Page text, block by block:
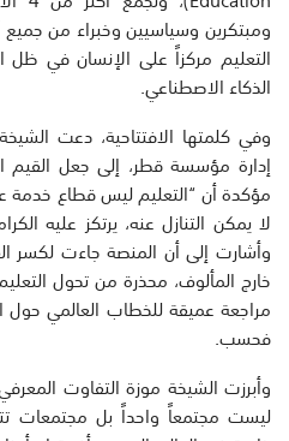
ومبتكرين وسياسيين وخبراء من جميع
التعليم مركزاً على الإنسان في ظل
الذكاء الاصطناعي.
وفي كلمتها الافتتاحية، دعت
إدارة مؤسسة قطر، إلى جعل القيم
مؤكدة أن “التعليم ليس قطاع
لا يمكن التنازل عنه، يرتكز عليه
وأشارت إلى أن المنصة جاءت لكسر
خارج المألوف، محذرة من تحول
مراجعة عميقة للخطاب العالمي حول
فحسب.
وأبرزت الشيخة موزة التفاوت
ليست مجتمعاً واحداً بل مجتمعات